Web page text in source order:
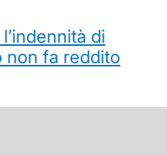
di
non fa reddito